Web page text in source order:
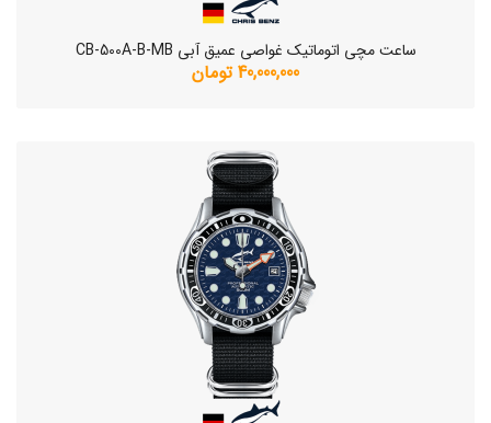
ساعت مچی اتوماتیک غواصی عمیق آبی CB-500A-B-MB
40,000,000 تومان